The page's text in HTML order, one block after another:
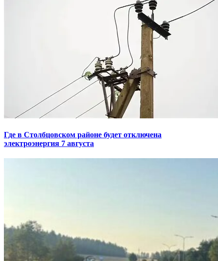
Где в Столбцовском районе будет отключена
электроэнергия 7 августа